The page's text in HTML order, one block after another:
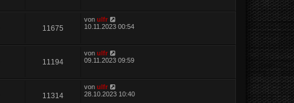
11675
von ulfr
10.11.2023 00:54
11194
von ulfr
09.11.2023 09:59
11314
von ulfr
28.10.2023 10:40